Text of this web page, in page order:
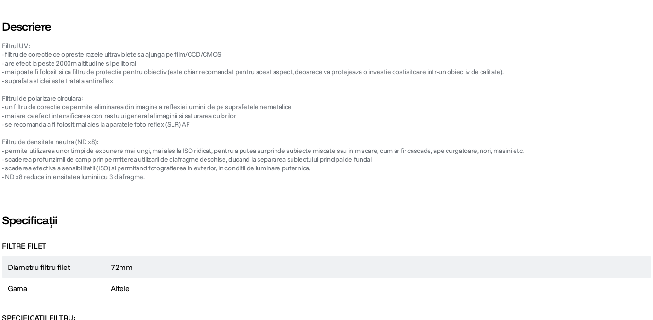
Descriere
Filtrul UV:
- filtru de corectie ce opreste razele ultraviolete sa ajunga pe film/CCD/CMOS
- are efect la peste 2000m altitudine si pe litoral
- mai poate fi folosit si ca filtru de protectie pentru obiectiv (este chiar recomandat pentru acest aspect, deoarece va protejeaza o investie costisitoare intr-un obiectiv de calitate).
- suprafata sticlei este tratata antireflex
Filtrul de polarizare circulara:
- un filtru de corectie ce permite eliminarea din imagine a reflexiei luminii de pe suprafetele nemetalice
- mai are ca efect intensificarea contrastului general al imaginii si saturarea culorilor
- se recomanda a fi folosit mai ales la aparatele foto reflex (SLR) AF
Filtru de densitate neutra (ND x8):
- permite utilizarea unor timpi de expunere mai lungi, mai ales la ISO ridicat, pentru a putea surprinde subiecte miscate sau in miscare, cum ar fi: cascade, ape curgatoare, nori, masini etc.
- scaderea profunzimii de camp prin permiterea utilizarii de diafragme deschise, ducand la separarea subiectului principal de fundal
- scaderea efectiva a sensibilitatii (ISO) si permitand fotografierea in exterior, in conditii de luminare puternica.
- ND x8 reduce intensitatea luminii cu 3 diafragme.
Specificații
FILTRE FILET
Diametru filtru filet 72mm
Gama Altele
SPECIFICATII FILTRU: